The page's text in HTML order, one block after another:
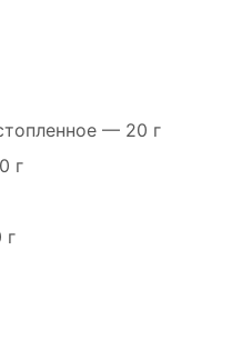
— 20 г
г
г